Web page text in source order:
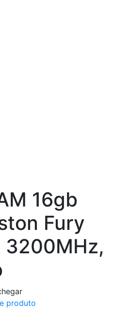
16gb
Fury
3200MHz,
produto